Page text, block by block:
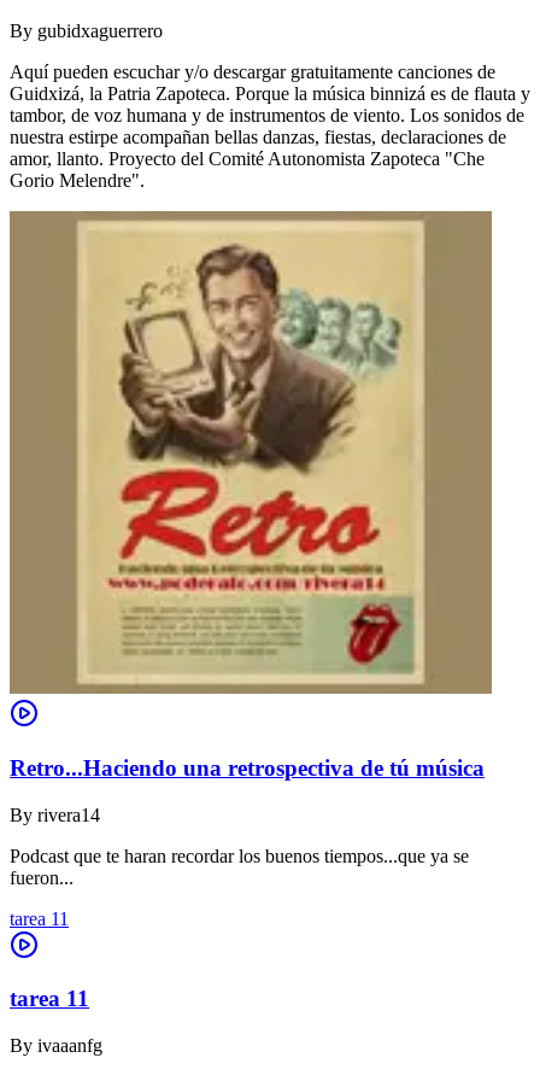
By gubidxaguerrero
Aquí pueden escuchar y/o descargar gratuitamente canciones de
Guidxizá, la Patria Zapoteca. Porque la música binnizá es de flauta y
tambor, de voz humana y de instrumentos de viento. Los sonidos de
nuestra estirpe acompañan bellas danzas, fiestas, declaraciones de
amor, llanto. Proyecto del Comité Autonomista Zapoteca "Che
Gorio Melendre".
Retro...Haciendo una retrospectiva de tú música
By rivera14
Podcast que te haran recordar los buenos tiempos...que ya se
fueron...
tarea 11
tarea 11
By ivaaanfg